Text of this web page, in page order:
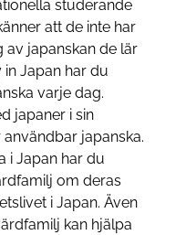
studerande
att de inte har
av japanskan de lär
Japan har du
varje dag.
japaner i sin
japanska.
i Japan har du
om deras
i Japan. Även
kan hjälpa